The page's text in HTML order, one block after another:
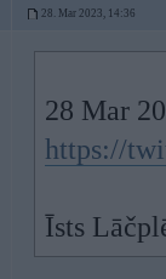
28. Mar 2023, 14:36
28 Mar
https://
Īsts